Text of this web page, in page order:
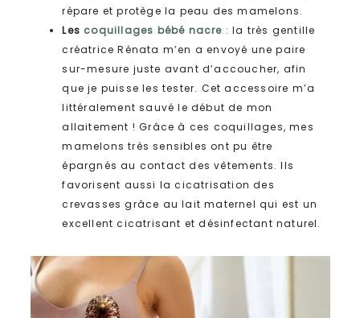
répare et protège la peau des mamelons.
Les coquillages bébé nacre : la très gentille
créatrice Rénata m’en a envoyé une paire
sur-mesure juste avant d’accoucher, afin
que je puisse les tester. Cet accessoire m’a
littéralement sauvé le début de mon
allaitement ! Grâce à ces coquillages, mes
mamelons très sensibles ont pu être
épargnés au contact des vêtements. Ils
favorisent aussi la cicatrisation des
crevasses grâce au lait maternel qui est un
excellent cicatrisant et désinfectant naturel.